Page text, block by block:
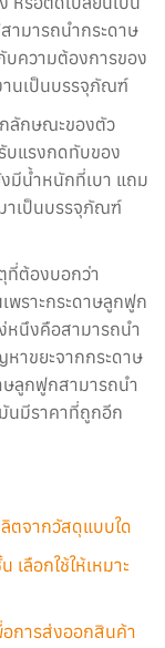
ามารถนำกระดาษ
บความต้องการของ
านเป็นบรรจุภัณฑ์
ลักษณะของตัว
บแรงกดทับของ
มีน้ำหนักที่เบา แถม
าเป็นบรรจุภัณฑ์
ที่ต้องบอกว่า
พราะกระดาษลูกฟูก
หนึงคือสามารถนำ
หาขยะจากกระดาษ
ษลูกฟูกสามารถนำ
นมีราคาที่ถูกอีก
ตจากวัสดุแบบใด
ลือกใช้ให้เหมาะ
การส่งออกสินค้า